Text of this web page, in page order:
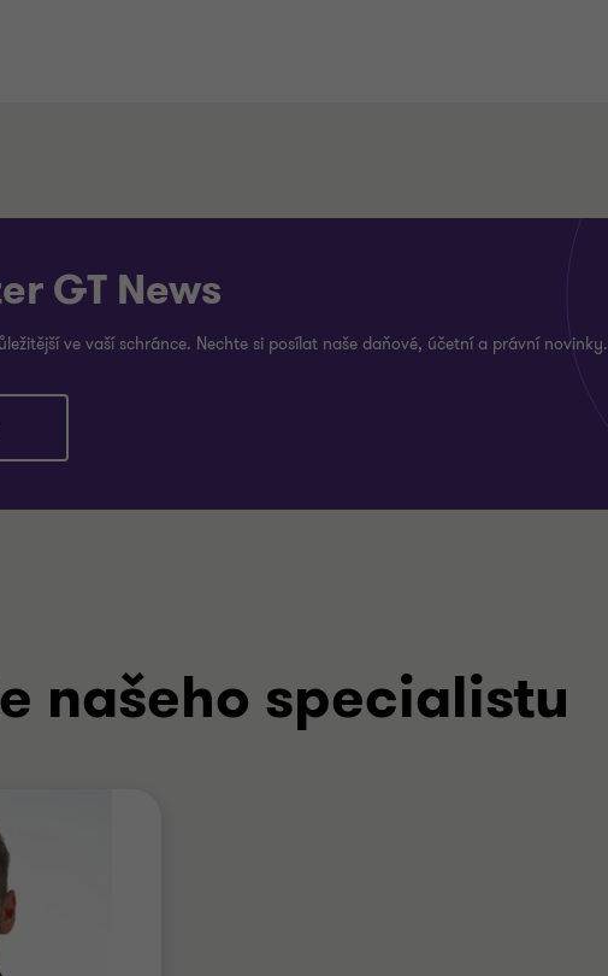
GT News
ve vaší schránce. Nechte si posílat naše daňové, účetní a právní novinky.
našeho specialistu